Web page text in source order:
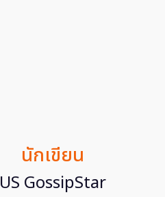
นักเขียน
US GossipStar